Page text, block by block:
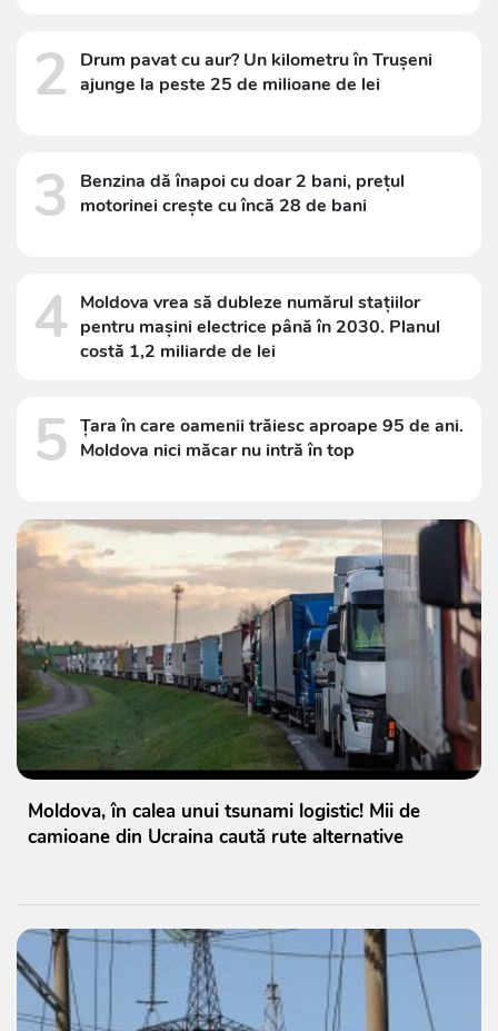
2
Drum pavat cu aur? Un kilometru în Trușeni
ajunge la peste 25 de milioane de lei
3
Benzina dă înapoi cu doar 2 bani, prețul
motorinei crește cu încă 28 de bani
4 Moldova vrea să dubleze numărul stațiilor
pentru mașini electrice până în 2030. Planul
costă 1,2 miliarde de lei
5 Țara în care oamenii trăiesc aproape 95 de ani.
Moldova nici măcar nu intră în top
Moldova, în calea unui tsunami logistic! Mii de
camioane din Ucraina caută rute alternative